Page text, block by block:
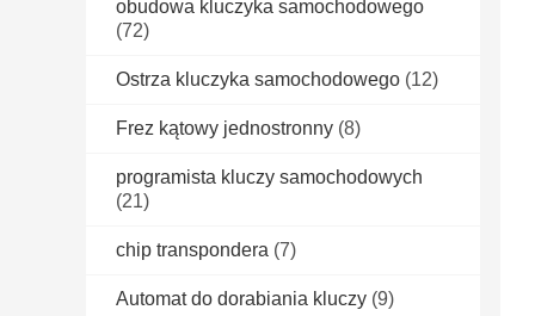
obudowa kluczyka samochodowego
(72)
Ostrza kluczyka samochodowego (12)
Frez kątowy jednostronny (8)
programista kluczy samochodowych
(21)
chip transpondera (7)
Automat do dorabiania kluczy (9)